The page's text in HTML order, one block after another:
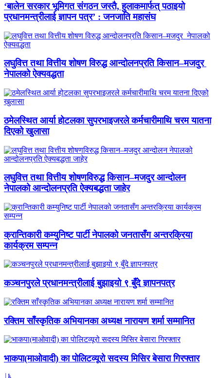
‘बालेन सरकार भूमिगत संगठन जस्तै, हुलाकमार्फत् पठाइयो
प्रधानमन्त्रीलाई ज्ञापन पत्र’ : जनजाति महासंघ
लघुवित्त तथा वित्तीय शोषण विरुद्ध आन्दोलनप्रति किसान–मजदुर
नेपालको ऐक्यवद्धता
ठमेलस्थित आर्या होटलका सुपरभाइजरले कर्मचारीमाथि चरम यातना
दिएको खुलासा
लघुवित्त तथा वित्तीय शोषणविरुद्ध किसान–मजदुर आन्दोलन
नेपालको आन्दोलनप्रति ऐक्यबद्धता जाहेर
क्रान्तिकारी कम्युनिष्ट पार्टी नेपालको जनतासँग अन्तरक्रिया
कार्यक्रम सम्पन्न
कञ्चनपुरले प्रधानमन्त्रीलाई बुझाइयो ९ बुँदे ज्ञापनपत्र
रक्तिम साँस्कृतिक अभियानका अध्यक्ष नारायण शर्मा सम्मानित
भाकपा(माओवादी) का पोलिटव्यूरो सदस्य मिसिर बेसारा गिरफ्तार